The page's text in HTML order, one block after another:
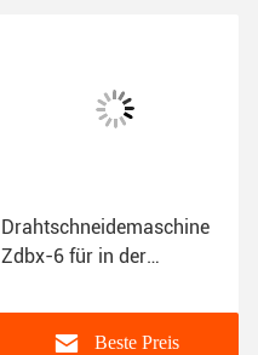
Drahtschneidemaschine
Zdbx-6 für in der
Chinesisch
Beste Preis